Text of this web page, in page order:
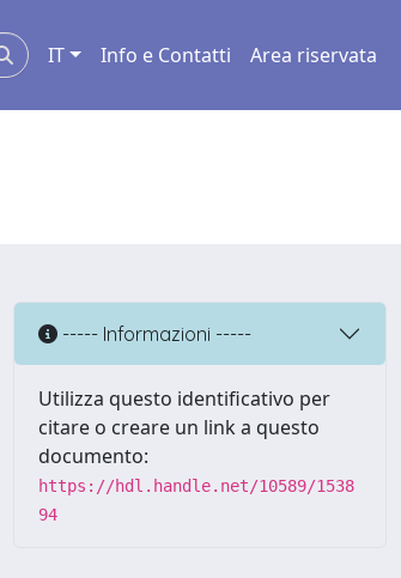
IT Info e Contatti Area riservata
----- Informazioni -----
Utilizza questo identificativo per
citare o creare un link a questo
documento:
https://hdl.handle.net/10589/1538
94